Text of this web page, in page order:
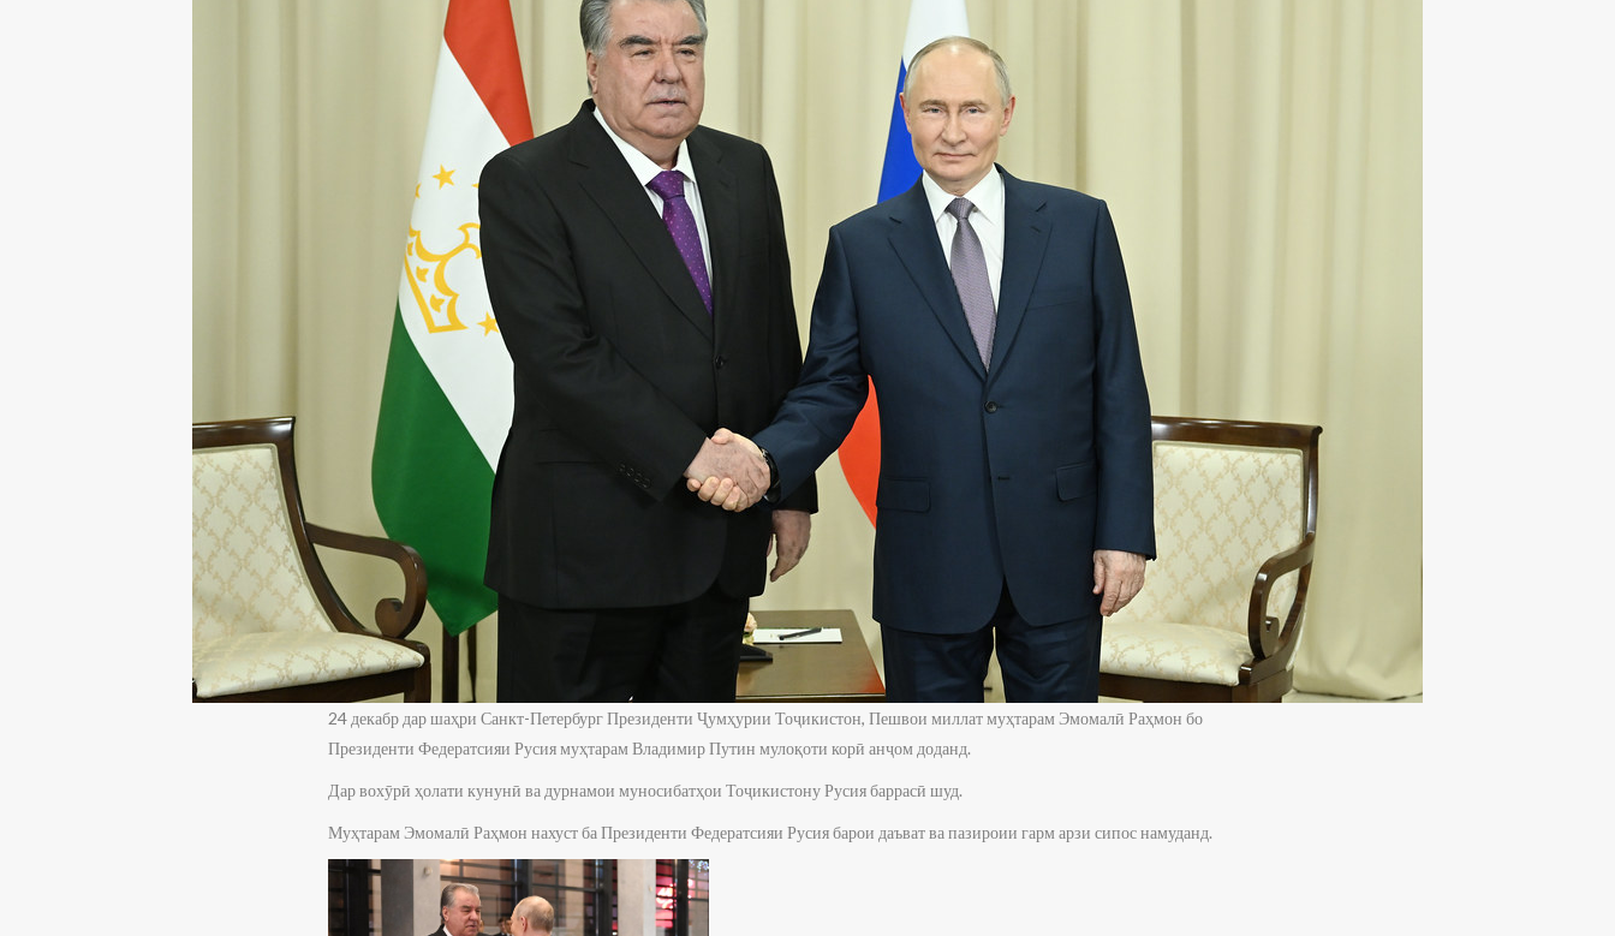
24 декабр дар шаҳри Санкт-Петербург Президенти Ҷумҳурии Тоҷикистон, Пешвои миллат муҳтарам Эмомалӣ Раҳмон бо
Президенти Федератсияи Русия муҳтарам Владимир Путин мулоқоти корӣ анҷом доданд.
Дар вохӯрӣ ҳолати кунунӣ ва дурнамои муносибатҳои Тоҷикистону Русия баррасӣ шуд.
Муҳтарам Эмомалӣ Раҳмон нахуст ба Президенти Федератсияи Русия барои даъват ва пазироии гарм арзи сипос намуданд.